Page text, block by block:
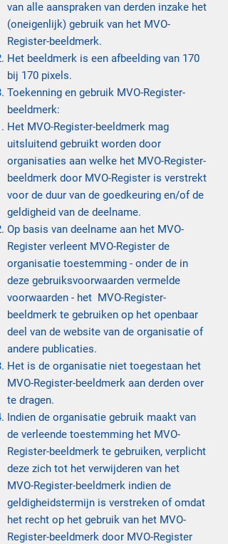
van alle aanspraken van derden inzake het
(oneigenlijk) gebruik van het MVO-
Register-beeldmerk.
Het beeldmerk is een afbeelding van 170
bij 170 pixels.
Toekenning en gebruik MVO-Register-
beeldmerk:
Het MVO-Register-beeldmerk mag
uitsluitend gebruikt worden door
organisaties aan welke het MVO-Register-
beeldmerk door MVO-Register is verstrekt
voor de duur van de goedkeuring en/of de
geldigheid van de deelname.
Op basis van deelname aan het MVO-
Register verleent MVO-Register de
organisatie toestemming - onder de in
deze gebruiksvoorwaarden vermelde
voorwaarden - het MVO-Register-
beeldmerk te gebruiken op het openbaar
deel van de website van de organisatie of
andere publicaties.
Het is de organisatie niet toegestaan het
MVO-Register-beeldmerk aan derden over
te dragen.
Indien de organisatie gebruik maakt van
de verleende toestemming het MVO-
Register-beeldmerk te gebruiken, verplicht
deze zich tot het verwijderen van het
MVO-Register-beeldmerk indien de
geldigheidstermijn is verstreken of omdat
het recht op het gebruik van het MVO-
Register-beeldmerk door MVO-Register